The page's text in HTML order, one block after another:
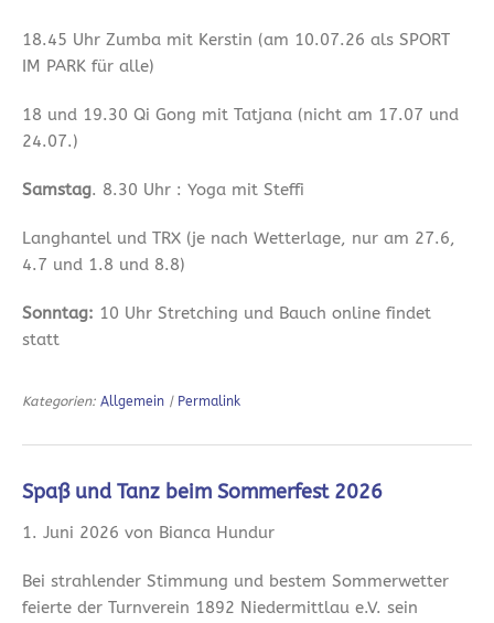
18.45 Uhr Zumba mit Kerstin (am 10.07.26 als SPORT
IM PARK für alle)
18 und 19.30 Qi Gong mit Tatjana (nicht am 17.07 und
24.07.)
Samstag. 8.30 Uhr : Yoga mit Steffi
Langhantel und TRX (je nach Wetterlage, nur am 27.6,
4.7 und 1.8 und 8.8)
Sonntag: 10 Uhr Stretching und Bauch online findet
statt
Kategorien: Allgemein | Permalink
Spaß und Tanz beim Sommerfest 2026
1. Juni 2026 von Bianca Hundur
Bei strahlender Stimmung und bestem Sommerwetter
feierte der Turnverein 1892 Niedermittlau e.V. sein